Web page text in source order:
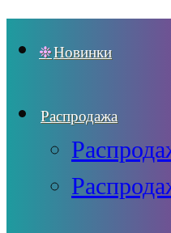
Новинки
Распродажа